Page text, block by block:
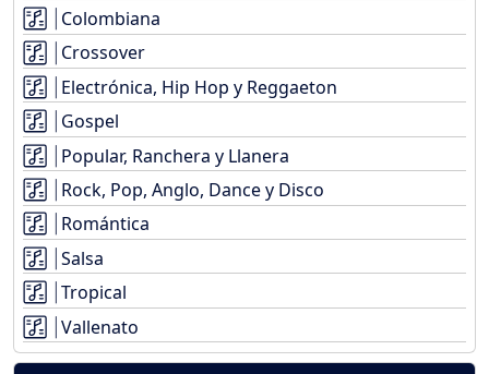
Colombiana
Crossover
Electrónica, Hip Hop y Reggaeton
Gospel
Popular, Ranchera y Llanera
Rock, Pop, Anglo, Dance y Disco
Romántica
Salsa
Tropical
Vallenato